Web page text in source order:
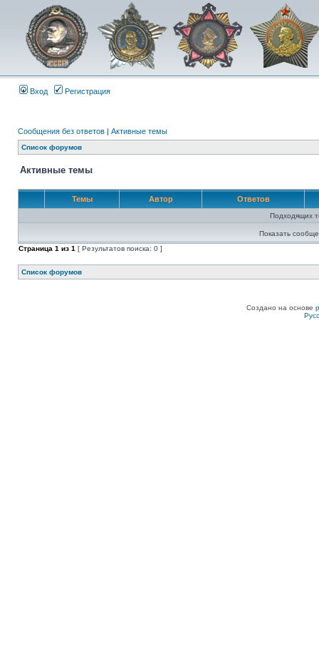
Вход Регистрация
Сообщения без ответов | Активные темы
Список форумов
Активные темы
Темы Автор Ответов
Подходящих
Показать
Страница 1 из 1 [ Результатов поиска: 0 ]
Список форумов
Создано на основе